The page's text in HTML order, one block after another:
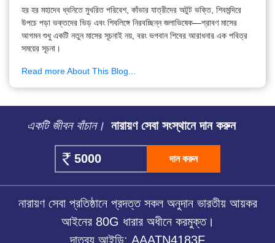
হর হর মহাদেব ধ্বনিতে মুখরিত পরিবেশ, কাঁভার যাত্রীদের অটুট ভক্তি, শিবমন্দিরে
উপচে পড়া ভক্তদের ভিড় এবং শিবলিঙ্গে নিরবচ্ছিন্ন জলাভিষেক—শ্রাবণ মাসের
আগমন শুধু একটি নতুন মাসের সূচনাই নয়, বরং ভগবান শিবের আরাধনার এক পবিত্র
সময়ের সূচনা।
Read more About This Blog...
একটি জীবন বাঁচান। নারায়ণ সেবা সংস্থানে দান করুন
দান করুন
নারায়ণ সেবা প্রতিষ্ঠানে প্রদত্ত সকল অনুদান ভারতীয় আয়কর
আইনের 80G ধারার অধীনে করমুক্ত।
দাতব্য আইডি: AAATN4183F